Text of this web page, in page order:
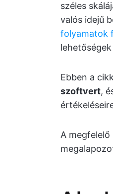
széles
valós idejű
folyamatok
Ebben a
szoftvert,
A